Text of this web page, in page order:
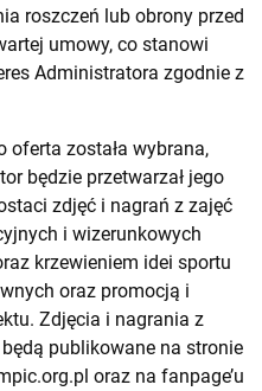
roszczeń lub obrony przed
umowy, co stanowi
Administratora zgodnie z
oferta została wybrana,
będzie przetwarzał jego
zdjęć i nagrań z zajęć
i wizerunkowych
krzewieniem idei sportu
oraz promocją i
Zdjęcia i nagrania z
publikowane na stronie
oraz na fanpage’u